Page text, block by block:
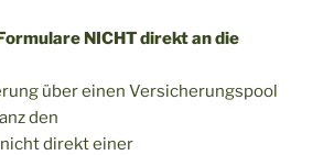
NICHT direkt an die
über einen Versicherungspool
den
direkt einer